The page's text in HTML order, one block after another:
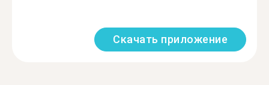
Скачать приложение